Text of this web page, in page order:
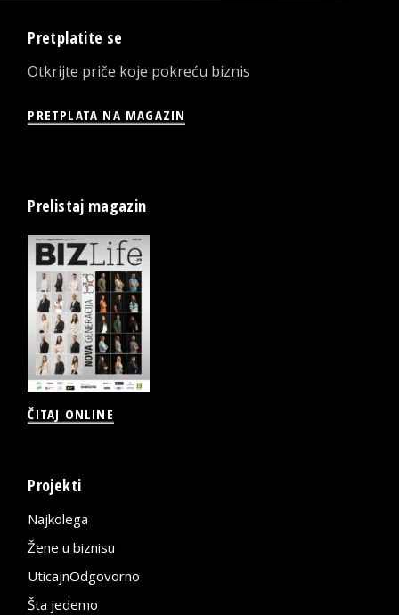
Pretplatite se
Otkrijte priče koje pokreću biznis
PRETPLATA NA MAGAZIN
Prelistaj magazin
ČITAJ ONLINE
Projekti
Najkolega
Žene u biznisu
UticajnOdgovorno
Šta jedemo